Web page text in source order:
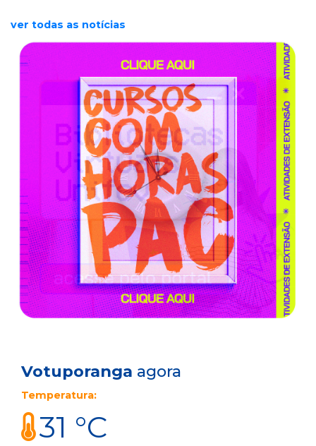
ver todas as notícias
Votuporanga agora
Temperatura:
31 °C